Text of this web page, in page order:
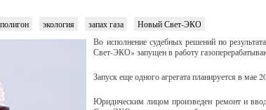
полигон экология запах газа
Новый Свет-ЭКО
Во исполнение судебных решений по
Свет-ЭКО» запущен в работу
Запуск еще одного агрегата планируется в мае
Юридическим лицом произведен ремонт и